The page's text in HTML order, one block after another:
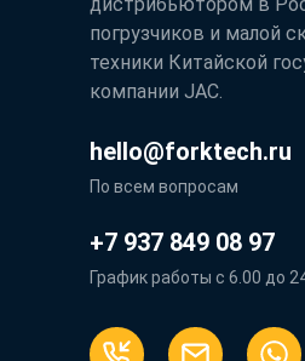
погрузчиков и малой
техники Китайской
компании JAC.
+7 937 849 08 97
hello@forktech.ru
График работы с 6.00 до
По всем вопросам